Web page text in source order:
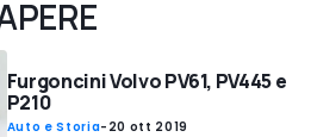
Furgoncini Volvo PV61, PV445 e
P210
Auto e Storia- 20 ott 2019